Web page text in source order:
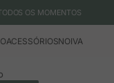
OS MOMENTOS
ACESSÓRIOSNOIVA